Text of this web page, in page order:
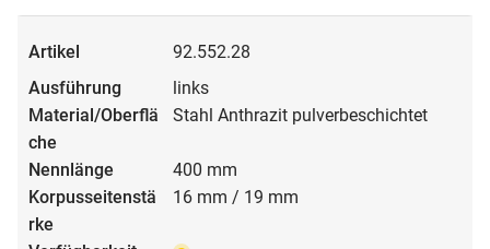
92.552.28
links
Stahl Anthrazit pulverbeschichtet
400 mm
16 mm / 19 mm